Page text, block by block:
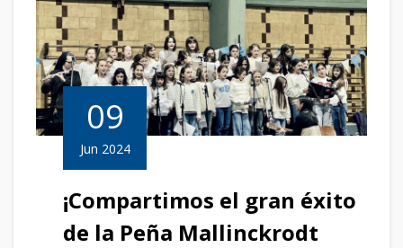
09
Jun 2024
¡Compartimos el gran éxito
de la Peña Mallinckrodt